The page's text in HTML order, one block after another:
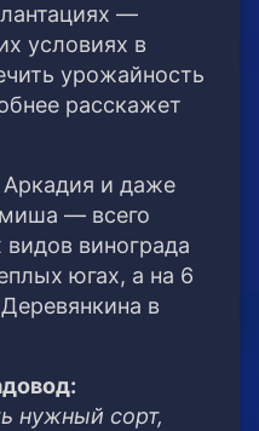
—
условиях в
урожайность
расскажет
и даже
— всего
винограда
югах, а на 6
в
нужный сорт,